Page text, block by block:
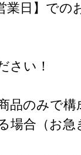
業日】での
さい！
のみで構
合（お急